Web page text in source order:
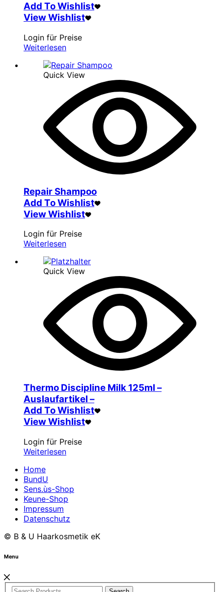
Add To Wishlist
View Wishlist
Login für Preise
Weiterlesen
Quick View
Repair Shampoo
Add To Wishlist
View Wishlist
Login für Preise
Weiterlesen
Quick View
Thermo Discipline Milk 125ml –
Auslaufartikel –
Add To Wishlist
View Wishlist
Login für Preise
Weiterlesen
Home
BundU
Sens.ùs-Shop
Keune-Shop
Impressum
Datenschutz
© B & U Haarkosmetik eK
Menu